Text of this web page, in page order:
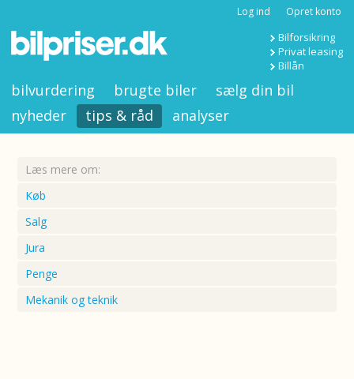
Log ind Opret konto
Bilforsikring
Privat leasing
Billån
bilvurdering brugte biler
sælg din bil
nyheder
tips & råd analyser
Læs mere om:
Køb
Salg
Jura
Penge
Mekanik og teknik